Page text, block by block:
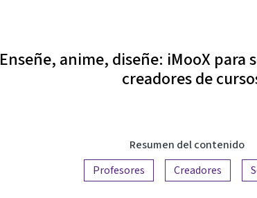
Enseñe, anime, diseñe: iMooX para
creadores de
Resumen del contenido
Profesores
Creadores